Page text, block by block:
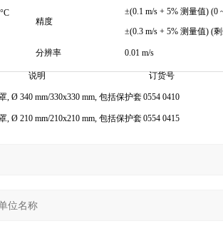
精度
±(0.1 m/s + 5% 测量值) (0
±(0.3 m/s + 5% 测量值) (
分辨率 0.01 m/s
说明 订货号
, Ø 340 mm/330x330 mm, 包括保护套0554 0410
, Ø 210 mm/210x210 mm, 包括保护套0554 0415